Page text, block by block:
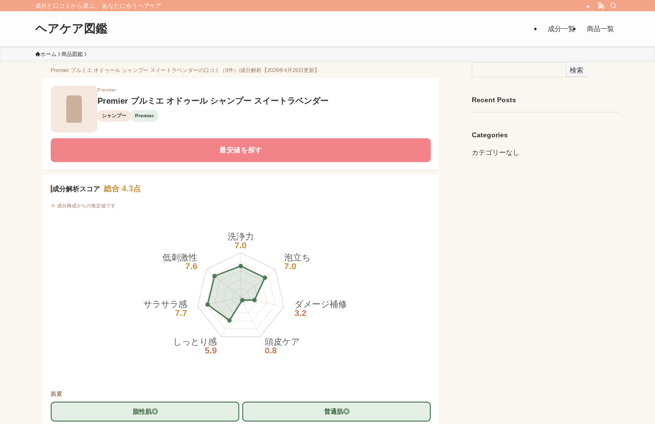
成分と口コミから選ぶ、 あなたに合うヘアケア
ヘアケア図鑑 成分一覧 商品一覧
ホーム 商品図鑑
Premier プルミエ オドゥール シャンプー スイートラベンダーの口コミ（0件）/成分解析【2026年4月26日更新】
Premier
Premier プルミエ オドゥール シャンプー スイートラベンダー
シャンプー Premier
最安値を探す
成分解析スコア 総合 4.3点
※ 成分構成からの推定値です
洗浄力
7.0
泡立ち
7.0
ダメージ補修
3.2
頭皮ケア
0.8
しっとり感
5.9
サラサラ感
7.7
低刺激性
7.6
肌質
脂性肌◎ 普通肌◎
検索
Recent Posts
Categories
カテゴリーなし